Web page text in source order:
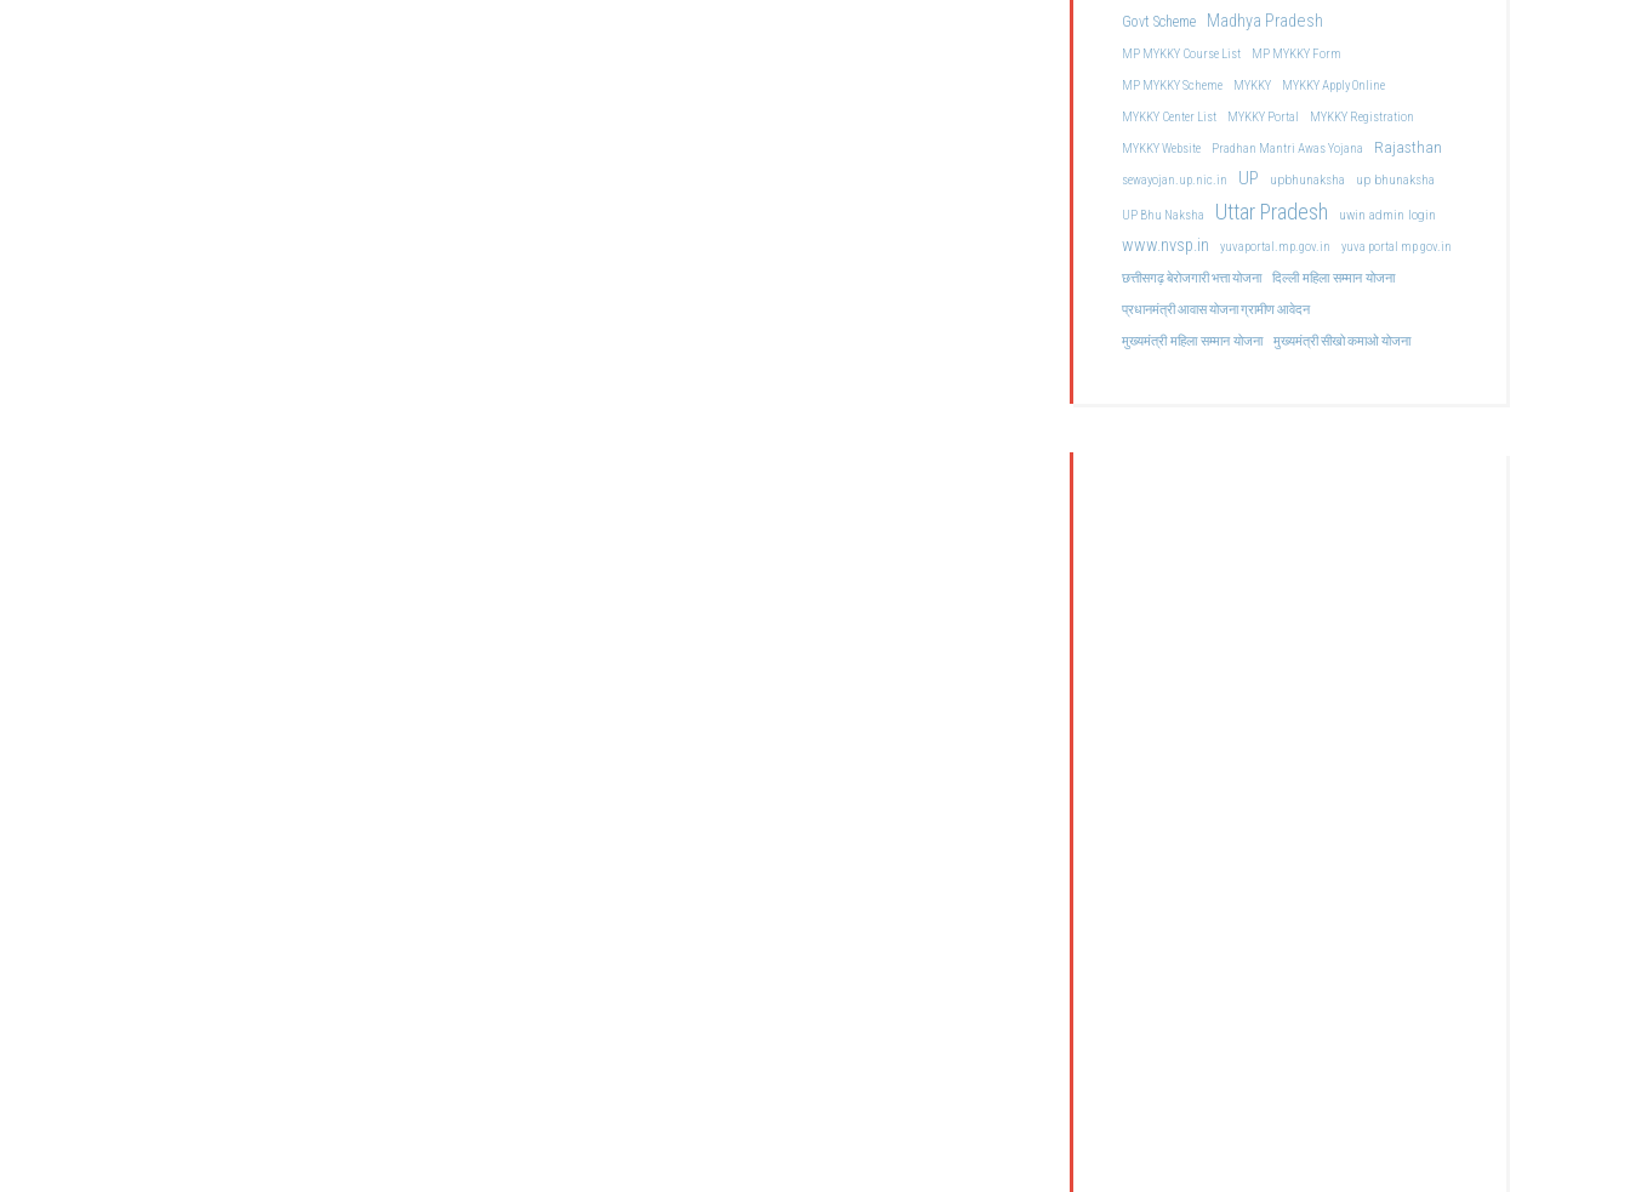
Govt Scheme Madhya Pradesh
MP MYKKY Course List
MP MYKKY Form
MP MYKKY Scheme
MYKKY
MYKKY Apply Online
MYKKY Center List
MYKKY Portal
MYKKY Registration
MYKKY Website
Pradhan Mantri Awas Yojana Rajasthan
sewayojan.up.nic.in UP upbhunaksha up bhunaksha
UP Bhu Naksha Uttar Pradesh uwin admin login
www.nvsp.in yuvaportal.mp.gov.in
yuva portal mp gov.in
छत्तीसगढ़ बेरोजगारी भत्ता योजना
दिल्ली महिला सम्मान योजना
प्रधानमंत्री आवास योजना ग्रामीण आवेदन
मुख्यमंत्री महिला सम्मान योजना मुख्यमंत्री सीखो कमाओ योजना